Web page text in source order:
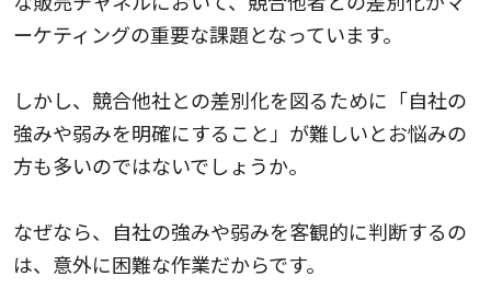
ーケティングの重要な課題となっています。
しかし、競合他社との差別化を図るために「自社の
強みや弱みを明確にすること」が難しいとお悩みの
方も多いのではないでしょうか。
なぜなら、自社の強みや弱みを客観的に判断するの
は、意外に困難な作業だからです。